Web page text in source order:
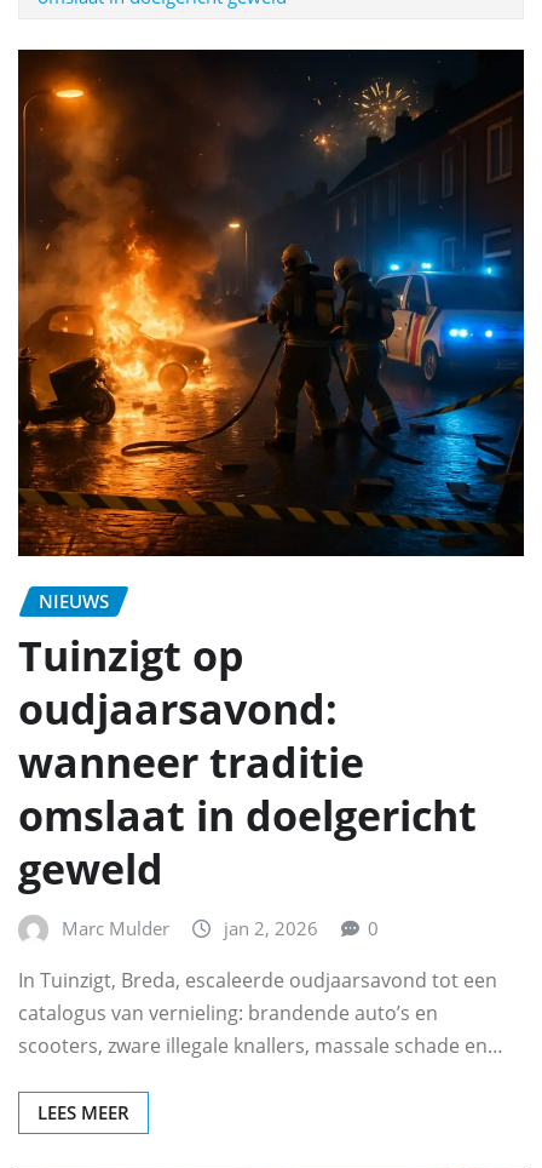
NIEUWS
Tuinzigt op
oudjaarsavond:
wanneer traditie
omslaat in doelgericht
geweld
Marc Mulder jan 2, 2026 0
In Tuinzigt, Breda, escaleerde oudjaarsavond tot een
catalogus van vernieling: brandende auto’s en
scooters, zware illegale knallers, massale schade en…
LEES MEER